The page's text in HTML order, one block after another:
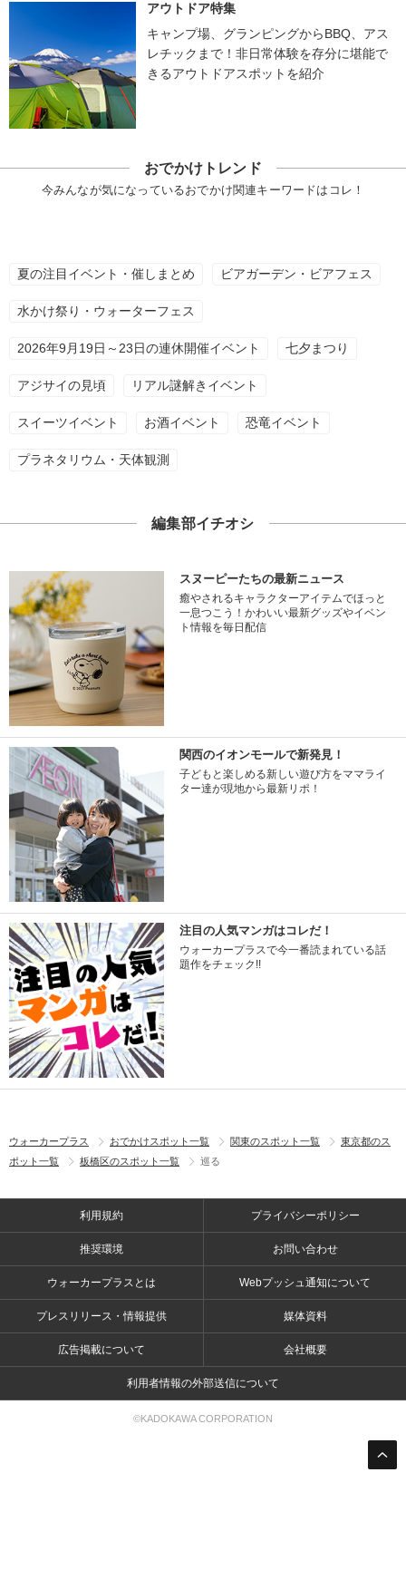
アウトドア特集
キャンプ場、グランピングからBBQ、アス
レチックまで！非日常体験を存分に堪能で
きるアウトドアスポットを紹介
おでかけトレンド
今みんなが気になっているおでかけ関連キーワードはコレ！
夏の注目イベント・催しまとめ ビアガーデン・ビアフェス
水かけ祭り・ウォーターフェス
2026年9月19日～23日の連休開催イベント 七夕まつり
アジサイの見頃 リアル謎解きイベント
スイーツイベント お酒イベント 恐竜イベント
プラネタリウム・天体観測
編集部イチオシ
スヌーピーたちの最新ニュース
癒やされるキャラクターアイテムでほっと
一息つこう！かわいい最新グッズやイベン
ト情報を毎日配信
関西のイオンモールで新発見！
子どもと楽しめる新しい遊び方をママライ
ター達が現地から最新リポ！
注目の人気マンガはコレだ！
ウォーカープラスで今一番読まれている話
題作をチェック!!
ウォーカープラス おでかけスポット一覧 関東のスポット一覧
東京都のス
ポット一覧
板橋区のスポット一覧 巡る
利用規約 プライバシーポリシー
推奨環境 お問い合わせ
ウォーカープラスとは Webプッシュ通知について
プレスリリース・情報提供 媒体資料
広告掲載について 会社概要
利用者情報の外部送信について
©KADOKAWA CORPORATION